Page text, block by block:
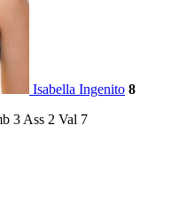
Isabella Ingenito 8
3 Ass 2 Val 7